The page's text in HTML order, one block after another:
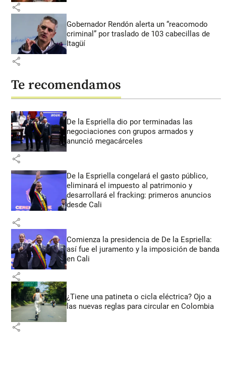
share
Gobernador Rendón alerta un “reacomodo
criminal” por traslado de 103 cabecillas de
Itagüí
share
Te recomendamos
De la Espriella dio por terminadas las
negociaciones con grupos armados y
anunció megacárceles
share
De la Espriella congelará el gasto público,
eliminará el impuesto al patrimonio y
desarrollará el fracking: primeros anuncios
desde Cali
share
Comienza la presidencia de De la Espriella:
así fue el juramento y la imposición de banda
en Cali
share
¿Tiene una patineta o cicla eléctrica? Ojo a
las nuevas reglas para circular en Colombia
share